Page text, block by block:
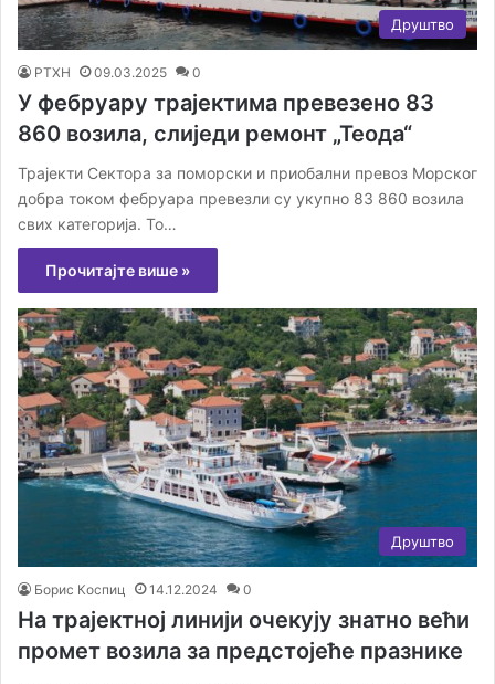
Друштво
РТХН 09.03.2025 0
У фебруару трајектима превезено 83
860 возила, слиједи ремонт „Теода“
Трајекти Сектора за поморски и приобални превоз Морског
добра током фебруара превезли су укупно 83 860 возила
свих категорија. То…
Прочитајте више »
Друштво
Борис Коспиц 14.12.2024 0
На трајектној линији очекују знатно већи
промет возила за предстојеће празнике